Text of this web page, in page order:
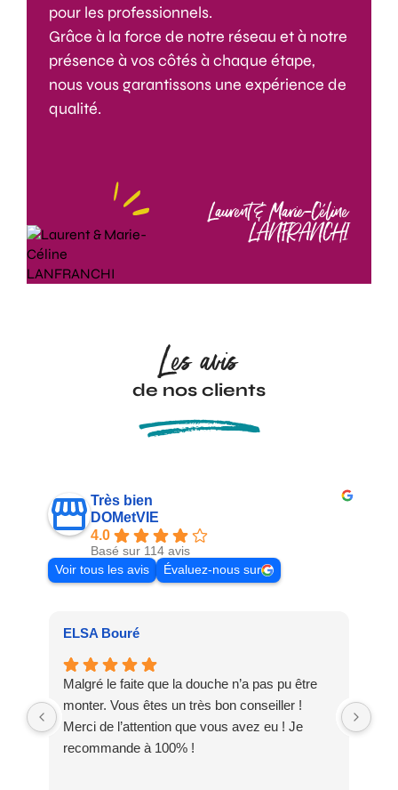
pour les professionnels.
Grâce à la force de notre réseau et à notre
présence à vos côtés à chaque étape,
nous vous garantissons une expérience de
qualité.
Laurent & Marie-Céline
LANFRANCHI
Les avis
de nos clients
Très bien
DOMetVIE
4.0
Basé sur 114 avis
Voir tous les avis
Évaluez-nous sur
ELSA Bouré
Malgré le faite que la douche n’a pas pu être
monter. Vous êtes un très bon conseiller !
Merci de l’attention que vous avez eu ! Je
recommande à 100% !